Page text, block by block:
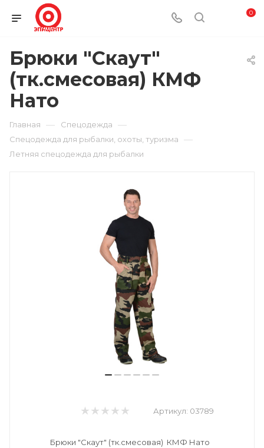
0
Брюки "Скаут"
(тк.смесовая) КМФ
Нато
Главная — Спецодежда —
Спецодежда для рыбалки, охоты, туризма —
Летняя спецодежда для рыбалки
Артикул: 03789
Брюки "Скаут" (тк.смесовая) КМФ Нато